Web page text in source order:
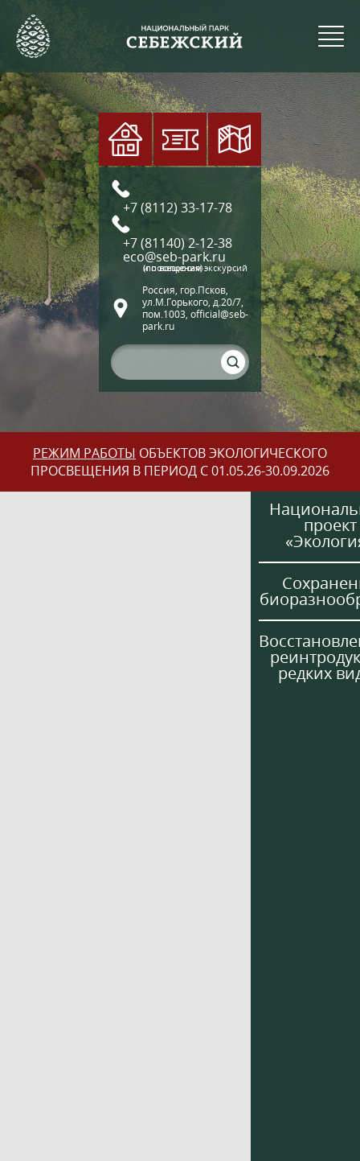
+7 (8112) 33-17-78
+7 (81140) 2-12-38
eco@seb-park.ru
(по вопросам экскурсий и посещения)
Россия, гор.Псков,
ул.М.Горького, д.20/7,
пом.1003, official@seb-
park.ru
РЕЖИМ РАБОТЫ ОБЪЕКТОВ ЭКОЛОГИЧЕСКОГО
ПРОСВЕЩЕНИЯ В ПЕРИОД С 01.05.26-30.09.2026
проект
редких